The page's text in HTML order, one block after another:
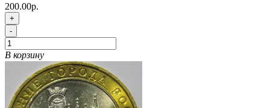
200.00р.
+
-
В корзину